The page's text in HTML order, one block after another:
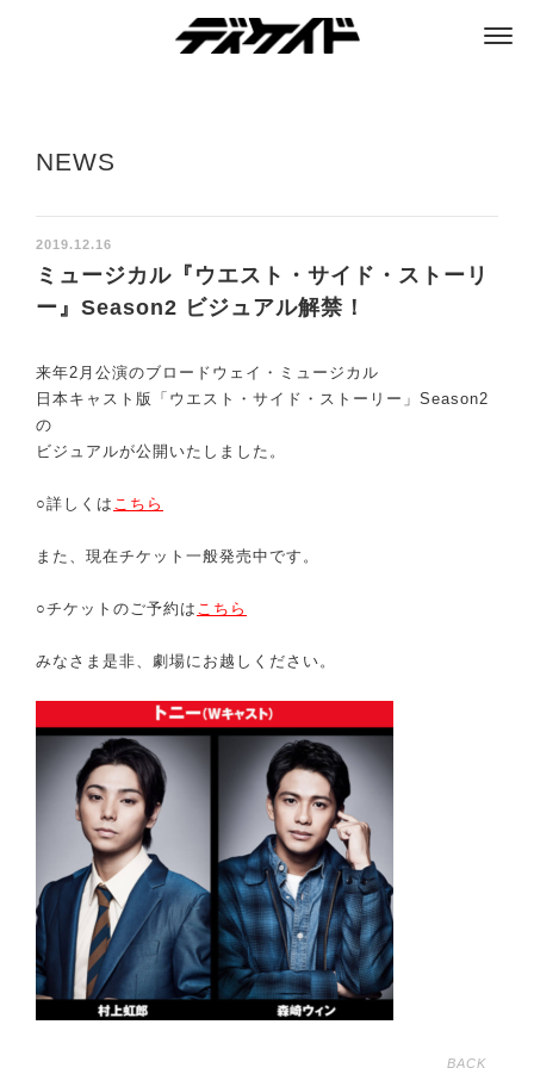
NEWS
2019.12.16
ミュージカル『ウエスト・サイド・ストーリ
ー』Season2 ビジュアル解禁！
来年2月公演のブロードウェイ・ミュージカル
日本キャスト版「ウエスト・サイド・ストーリー」Season2
の
ビジュアルが公開いたしました。
○詳しくは こちら
また、現在チケット一般発売中です。
○チケットのご予約は こちら
みなさま是非、劇場にお越しください。
BACK